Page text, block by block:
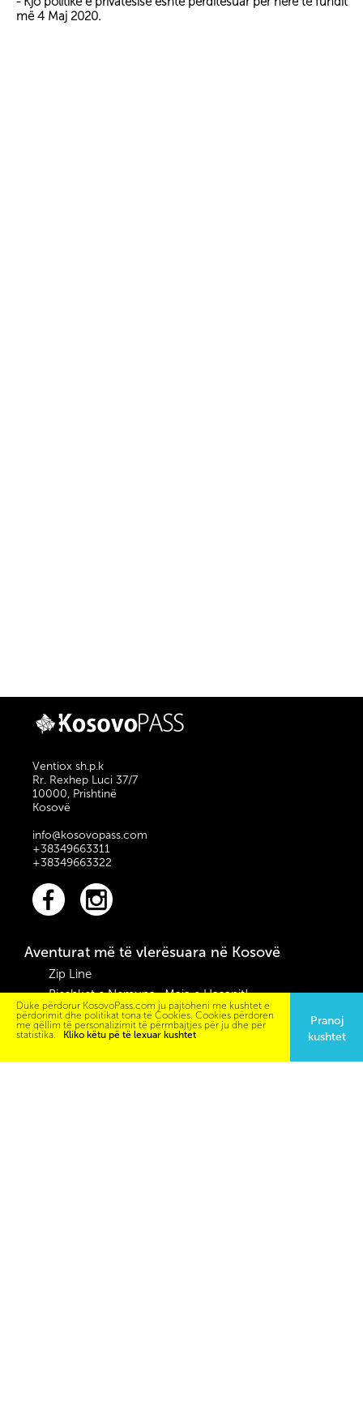
më 4 Maj 2020.
Ventiox sh.p.k
Rr. Rexhep Luci 37/7
10000, Prishtinë
Kosovë
info@kosovopass.com
+38349663311
+38349663322
Aventurat më të vlerësuara në Kosovë
Zip Line
Bjeshket e Nemuna- Maja e Hasanit!
Downhill Bike Trail 04
Gjakova Trail Running 21K
Duke përdorur KosovoPass.com ju pajtoheni me kushtet e
përdorimit dhe politikat tona të Cookies. Cookies përdoren
me qëllim të personalizimit të përmbajtjes për ju dhe për
statistika.
Kliko këtu pë të lexuar kushtet
Pranoj
kushtet